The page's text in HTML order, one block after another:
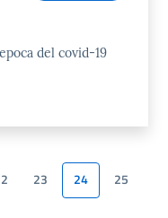
del covid-19
23 24
25